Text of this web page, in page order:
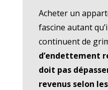
Acheter un
fascine autant
continuent de
d’endettement
doit pas
revenus selon